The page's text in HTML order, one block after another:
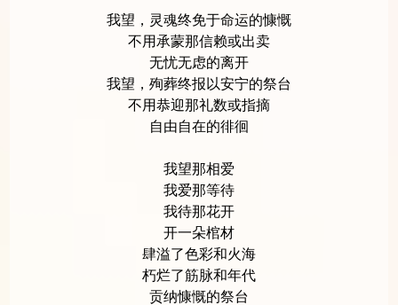
我望，灵魂终免于命运的慷慨
不用承蒙那信赖或出卖
无忧无虑的离开
我望，殉葬终报以安宁的祭台
不用恭迎那礼数或指摘
自由自在的徘徊
我望那相爱
我爱那等待
我待那花开
开一朵棺材
肆溢了色彩和火海
朽烂了筋脉和年代
贡纳慷慨的祭台